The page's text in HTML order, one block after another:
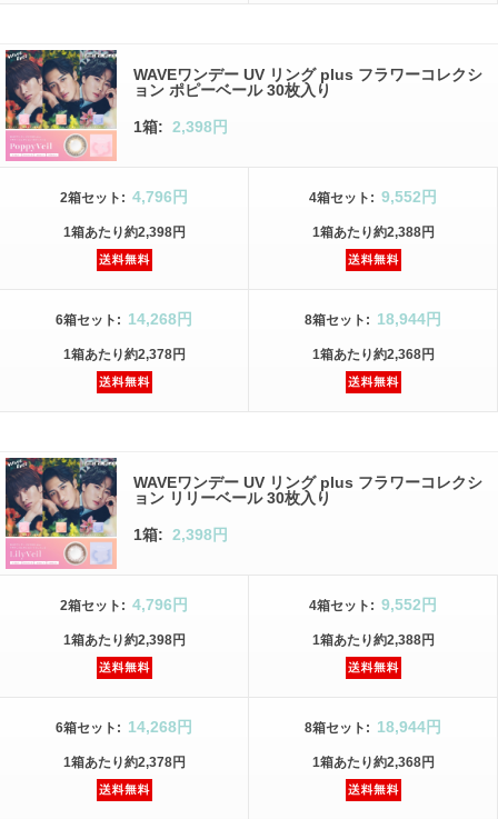
WAVEワンデー UV リング plus フラワーコレクシ
ョン ポピーベール 30枚入り
1箱: 2,398円
2箱セット : 4,796円
1箱あたり約2,398円
4箱セット : 9,552円
1箱あたり約2,388円
6箱セット : 14,268円
1箱あたり約2,378円
8箱セット : 18,944円
1箱あたり約2,368円
WAVEワンデー UV リング plus フラワーコレクシ
ョン リリーベール 30枚入り
1箱: 2,398円
2箱セット : 4,796円
1箱あたり約2,398円
4箱セット : 9,552円
1箱あたり約2,388円
6箱セット : 14,268円
1箱あたり約2,378円
8箱セット : 18,944円
1箱あたり約2,368円